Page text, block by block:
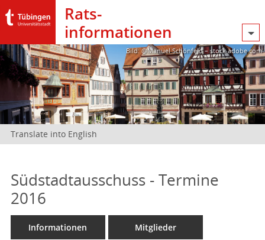
Rats­
informationen
Bild: @Manuel Schönfeld – stock.adobe.com
Translate into English
Südstadtausschuss - Termine
2016
Informationen Mitglieder